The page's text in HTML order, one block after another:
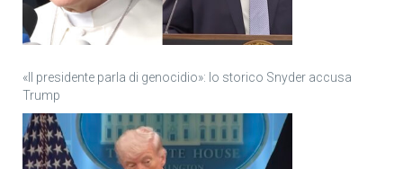
«Il presidente parla di genocidio»: lo storico Snyder accusa
Trump